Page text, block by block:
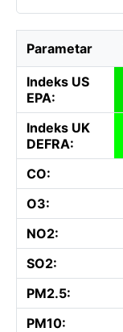
Parametar
Indeks US
EPA:
Indeks UK
DEFRA:
CO:
O3:
NO2:
SO2:
PM2.5:
PM10: